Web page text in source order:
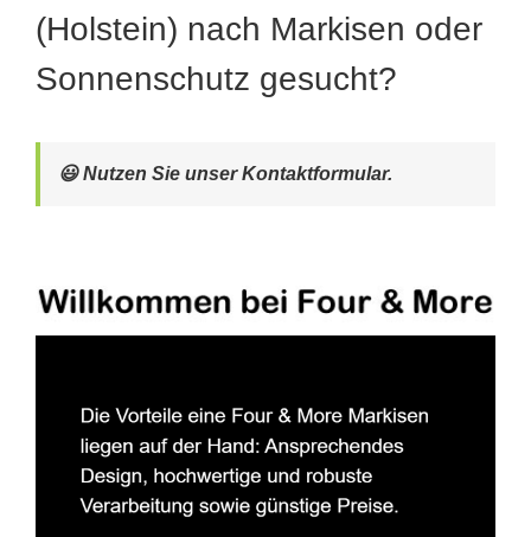
(Holstein) nach Markisen oder
Sonnenschutz gesucht?
😃 Nutzen Sie unser Kontaktformular.